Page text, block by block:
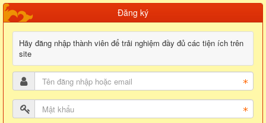
Đăng ký
Hãy đăng nhập thành viên để trải nghiệm đầy đủ các tiện ích trên
site